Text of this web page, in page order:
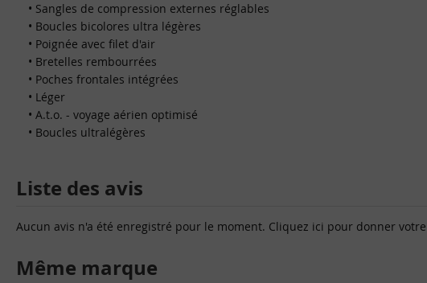
• Sangles de compression externes réglables
• Boucles bicolores ultra légères
• Poignée avec filet d'air
• Bretelles rembourrées
• Poches frontales intégrées
• Léger
• A.t.o. - voyage aérien optimisé
• Boucles ultralégères
Liste des avis
Aucun avis n'a été enregistré pour le moment. Cliquez ici pour donner
Même marque